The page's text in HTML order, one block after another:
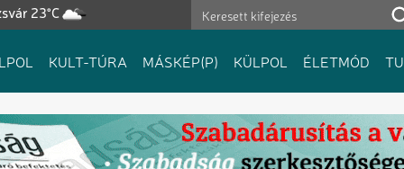
23°C
KULT-TÚRA MÁSKÉP(P) KÜLPOL ÉLETMÓD